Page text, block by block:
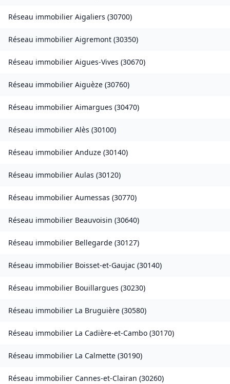
Réseau immobilier Aigaliers (30700)
Réseau immobilier Aigremont (30350)
Réseau immobilier Aigues-Vives (30670)
Réseau immobilier Aiguèze (30760)
Réseau immobilier Aimargues (30470)
Réseau immobilier Alès (30100)
Réseau immobilier Anduze (30140)
Réseau immobilier Aulas (30120)
Réseau immobilier Aumessas (30770)
Réseau immobilier Beauvoisin (30640)
Réseau immobilier Bellegarde (30127)
Réseau immobilier Boisset-et-Gaujac (30140)
Réseau immobilier Bouillargues (30230)
Réseau immobilier La Bruguière (30580)
Réseau immobilier La Cadière-et-Cambo (30170)
Réseau immobilier La Calmette (30190)
Réseau immobilier Cannes-et-Clairan (30260)